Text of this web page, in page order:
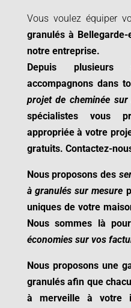
Vous voulez équiper
granulés à
notre entreprise.
Depuis plusieurs
accompagnons dans
projet de cheminée sur
spécialistes vous
appropriée à votre
gratuits. Contactez-
Nous proposons des
à granulés sur mesure
uniques de votre
Nous sommes là
économies sur vos
Nous proposons une
granulés afin que
à merveille à votre